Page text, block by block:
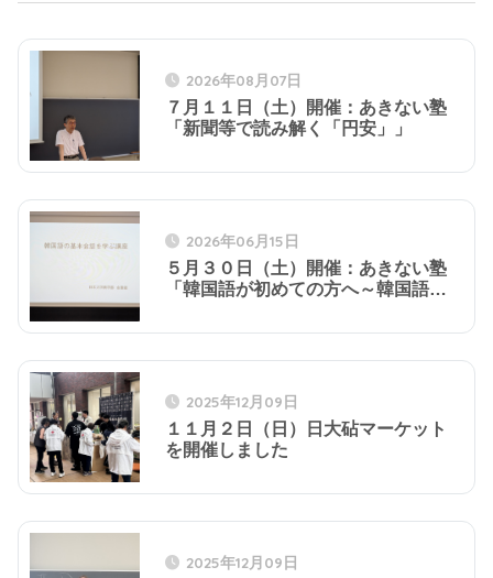
2026年08月07日
７月１１日（土）開催：あきない塾
「新聞等で読み解く「円安」」
2026年06月15日
５月３０日（土）開催：あきない塾
「韓国語が初めての方へ～韓国語の
2025年12月09日
１１月２日（日）日大砧マーケット
を開催しました
2025年12月09日